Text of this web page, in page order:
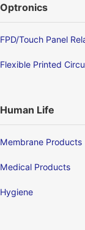
Optronics
FPD/Touch Panel
Flexible Printed
Human Life
Membrane Products
Medical Products
Hygiene